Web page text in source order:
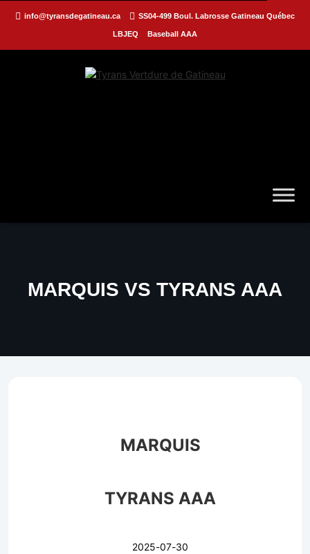
info@tyransdegatineau.ca SS04-499 Boul. Labrosse Gatineau Québec
LBJEQ Baseball AAA
MARQUIS VS TYRANS AAA
MARQUIS
TYRANS AAA
2025-07-30